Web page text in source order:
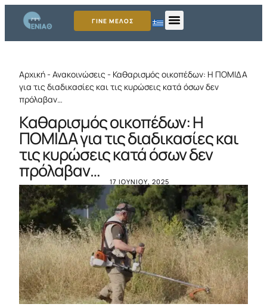
ΓΙΝΕ ΜΕΛΟΣ
Αρχική- Ανακοινώσεις - Καθαρισμός οικοπέδων: Η ΠΟΜΙΔΑ
για τις διαδικασίες και τις κυρώσεις κατά όσων δεν
πρόλαβαν…
Καθαρισμός οικοπέδων: Η
ΠΟΜΙΔΑ για τις διαδικασίες και
τις κυρώσεις κατά όσων δεν
πρόλαβαν…
17 ΙΟΥΝΊΟΥ, 2025